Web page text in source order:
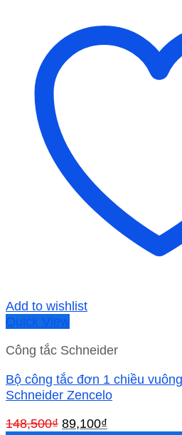
Add to wishlist
Quick View
Công tắc Schneider
Bộ công tắc đơn 1 chiều
Schneider Zencelo
148,500₫ Giá
89,100₫